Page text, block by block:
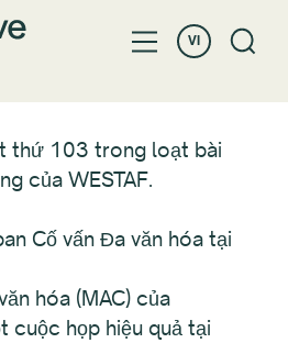
VI
thứ 103 trong loạt bài
của WESTAF.
Cố vấn Đa văn hóa tại
hóa (MAC) của
cuộc họp hiệu quả tại